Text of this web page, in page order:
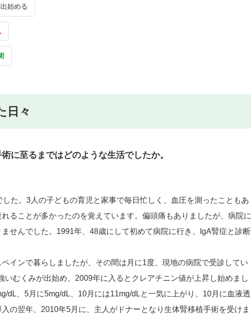
始める
日々
に至るまではどのような生活でしたか。
た。3人の子どもの育児と家事で毎日忙しく、血圧を測ったこともあ
ることが多かったのを覚えています。偏頭痛もありましたが、病院に
せんでした。1991年、48歳にして初めて病院に行き、IgA腎症と診断
インで暮らしましたが、その間は月に1度、現地の病院で受診してい
いむくみが出始め、2009年に入るとクレアチニン値が上昇し始めまし
dL、5月に5mg/dL、10月には11mg/dLと一気に上がり、10月に血液透
の翌年、2010年5月に、主人がドナーとなり生体腎移植手術を受けま